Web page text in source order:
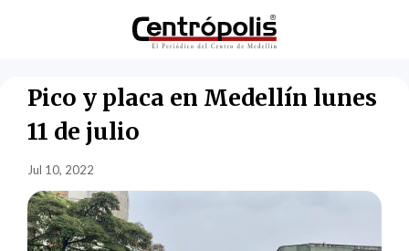
Pico y placa en Medellín lunes
11 de julio
Jul 10, 2022